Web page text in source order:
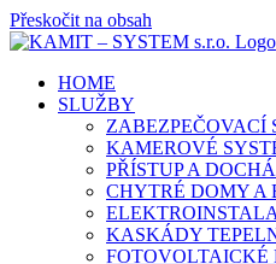
Přeskočit na obsah
HOME
SLUŽBY
ZABEZPEČOVACÍ
KAMEROVÉ
PŘÍSTUP A
CHYTRÉ DOMY A
KASKÁDY
FOTOVOLTAICKÉ